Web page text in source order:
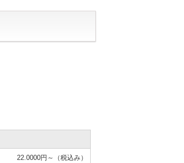
22.0000円～（税込み）